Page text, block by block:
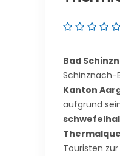
Bad
Schinznach-
Kanton
aufgrund
Touristen